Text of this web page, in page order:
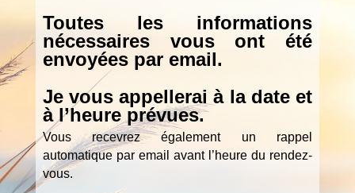
Toutes les informations
nécessaires vous ont été
envoyées par email.
Je vous appellerai à la date et
à l’heure prévues.
Vous recevrez également un rappel
automatique par email avant l’heure du rendez-
vous.